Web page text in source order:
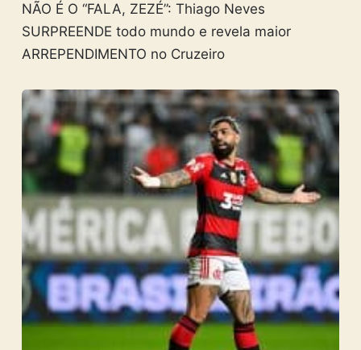
NÃO É O “FALA, ZEZÉ”: Thiago Neves
SURPREENDE todo mundo e revela maior
ARREPENDIMENTO no Cruzeiro